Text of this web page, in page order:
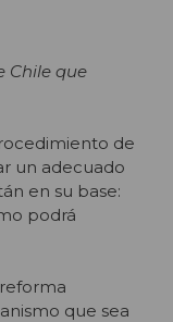
Chile que
de
un adecuado
en su base:
podrá
que sea